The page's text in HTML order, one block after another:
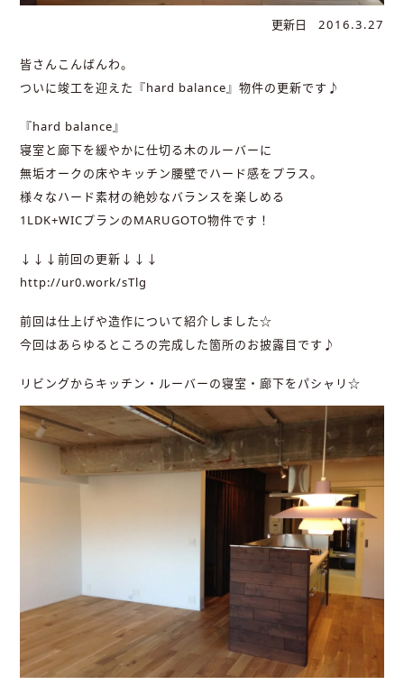
更新日 2016.3.27
皆さんこんばんわ。
ついに竣工を迎えた『hard balance』物件の更新です♪
『hard balance』
寝室と廊下を緩やかに仕切る木のルーバーに
無垢オークの床やキッチン腰壁でハード感をプラス。
様々なハード素材の絶妙なバランスを楽しめる
1LDK+WICプランのMARUGOTO物件です！
↓↓↓前回の更新↓↓↓
http://ur0.work/sTlg
前回は仕上げや造作について紹介しました☆
今回はあらゆるところの完成した箇所のお披露目です♪
リビングからキッチン・ルーバーの寝室・廊下をパシャリ☆